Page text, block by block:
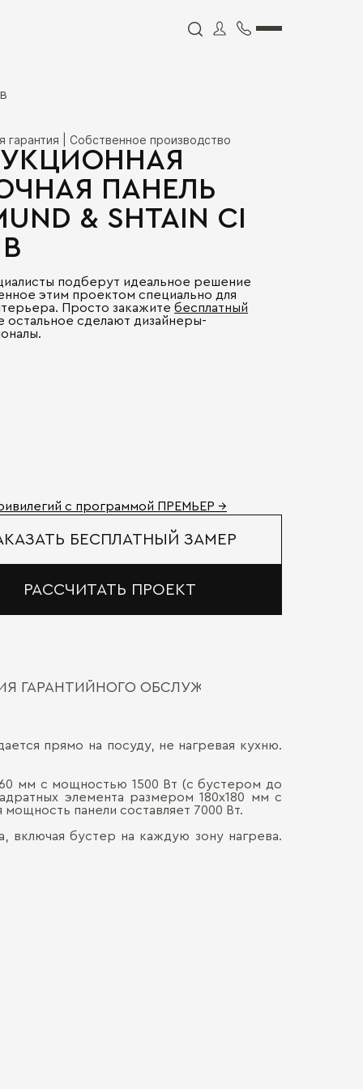
гарантия | Собственное производство
ПАНЕЛЬ
& SHTAIN CI
подберут идеальное решение
этим проектом специально для
Просто закажите бесплатный
остальное сделают дизайнеры-
с программой ПРЕМЬЕР →
БЕСПЛАТНЫЙ ЗАМЕР
РАССЧИТАТЬ ПРОЕКТ
ГАРАНТИЙНОГО ОБСЛУЖИВАНИЯ
прямо на посуду, не нагревая кухню.
мм с мощностью 1500 Вт (с бустером до
элемента размером 180х180 мм с
панели составляет 7000 Вт.
включая бустер на каждую зону нагрева.